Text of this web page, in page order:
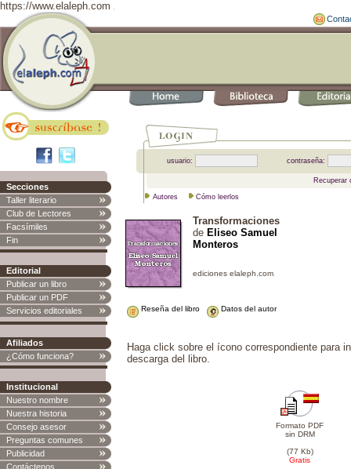
https://www.elaleph.com
Secciones
Taller literario
Club de Lectores
Facsímiles
Fin
Editorial
Publicar un libro
Publicar un PDF
Servicios editoriales
Afiliados
¿Cómo funciona?
Institucional
Nuestro nombre
Nuestra historia
Consejo asesor
Preguntas comunes
Publicidad
Contáctenos
usuario: contraseña:
Recuperar
Autores Cómo leerlos
Transformaciones
de Eliseo Samuel
Monteros
Reseña del libro Datos del autor
Haga click sobre el ícono correspondiente para
descarga del libro.
Formato PDF
sin DRM
(77 Kb)
Gratis